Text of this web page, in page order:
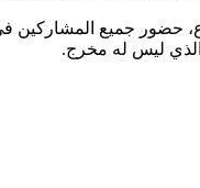
جميع المشاركين في
الذي ليس له مخرج.